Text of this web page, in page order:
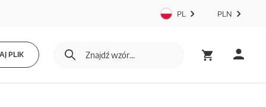
PL PLN
PLIK